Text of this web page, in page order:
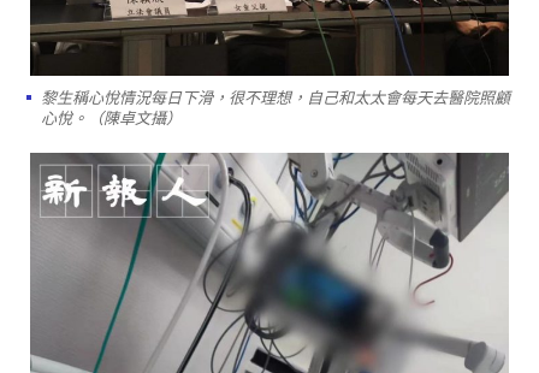
黎生稱心悅情況每日下滑，很不理想，自己和太太會每天去醫院照顧
心悅。（陳卓文攝）